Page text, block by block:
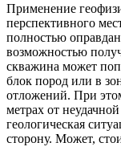
Применение
перспективного
полностью
возможностью
скважина может
блок пород или в
отложений. При
метрах от
геологическая
сторону. Может,